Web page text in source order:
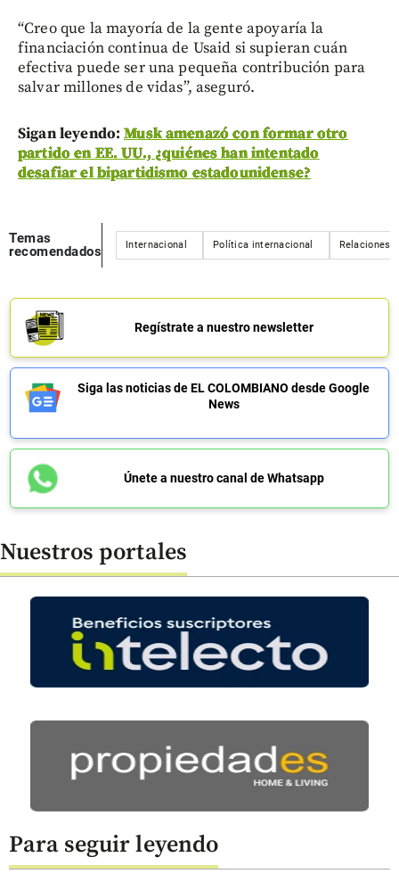
“Creo que la mayoría de la gente apoyaría la
financiación continua de Usaid si supieran cuán
efectiva puede ser una pequeña contribución para
salvar millones de vidas”, aseguró.
Sigan leyendo:Musk amenazó con formar otro
partido en EE. UU., ¿quiénes han intentado
desafiar el bipartidismo estadounidense?
Temas
recomendados
Internacional Política internacional Relaciones
Regístrate a nuestro newsletter
Siga las noticias de EL COLOMBIANO desde Google
News
Únete a nuestro canal de Whatsapp
Nuestros portales
Para seguir leyendo